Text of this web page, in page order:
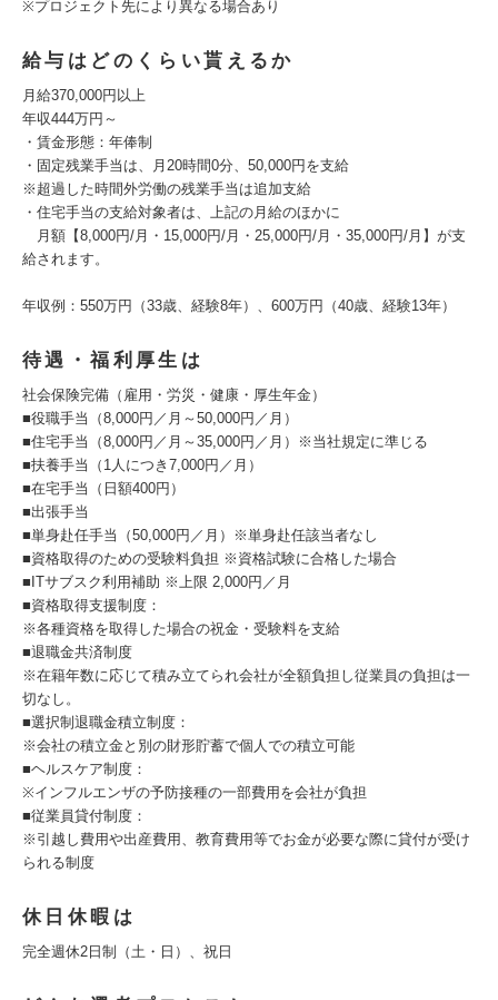
※プロジェクト先により異なる場合あり
給与はどのくらい貰えるか
月給370,000円以上
年収444万円～
・賃金形態：年俸制
・固定残業手当は、月20時間0分、50,000円を支給
※超過した時間外労働の残業手当は追加支給
・住宅手当の支給対象者は、上記の月給のほかに
月額【8,000円/月・15,000円/月・25,000円/月・35,000円/月】が支
給されます。
年収例：550万円（33歳、経験8年）、600万円（40歳、経験13年）
待遇・福利厚生は
社会保険完備（雇用・労災・健康・厚生年金）
■役職手当（8,000円／月～50,000円／月）
■住宅手当（8,000円／月～35,000円／月）※当社規定に準じる
■扶養手当（1人につき7,000円／月）
■在宅手当（日額400円）
■出張手当
■単身赴任手当（50,000円／月）※単身赴任該当者なし
■資格取得のための受験料負担 ※資格試験に合格した場合
■ITサブスク利用補助 ※上限 2,000円／月
■資格取得支援制度：
※各種資格を取得した場合の祝金・受験料を支給
■退職金共済制度
※在籍年数に応じて積み立てられ会社が全額負担し従業員の負担は一
切なし。
■選択制退職金積立制度：
※会社の積立金と別の財形貯蓄で個人での積立可能
■ヘルスケア制度：
※インフルエンザの予防接種の一部費用を会社が負担
■従業員貸付制度：
※引越し費用や出産費用、教育費用等でお金が必要な際に貸付が受け
られる制度
休日休暇は
完全週休2日制（土・日）、祝日